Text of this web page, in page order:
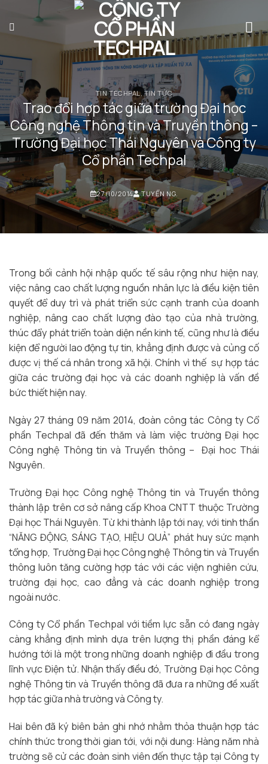
qua
dung
TIN TECHPAL,TIN TỨC
Trao đổi hợp tác giữa trường Đại học
Công nghệ Thông tin và Truyền thông –
Trường Đại học Thái Nguyên và Công ty
Cổ phần Techpal
27/10/2014 TUYỂN NG.
Trong bối cảnh hội nhập quốc tế sâu rộng như hiện nay,
việc nâng cao chất lượng nguồn nhân lực là điều kiện tiên
quyết để duy trì và phát triển sức cạnh tranh của doanh
nghiệp, nâng cao chất lượng đào tạo của nhà trường,
thúc đẩy phát triển toàn diện nền kinh tế, cũng như là điều
kiện để người lao động tự tin, khẳng định được và củng cố
được vị thế cá nhân trong xã hội. Chính vì thế sự hợp tác
giữa các trường đại học và các doanh nghiệp là vấn đề
bức thiết hiện nay.
Ngày 27 tháng 09 năm 2014, đoàn công tác Công ty Cổ
phần Techpal đã đến thăm và làm việc trường Đại học
Công nghệ Thông tin và Truyền thông – Đại hoc Thái
Nguyên.
Trường Đại học Công nghệ Thông tin và Truyền thông
thành lập trên cơ sở nâng cấp Khoa CNTT thuộc Trường
Đại học Thái Nguyên. Từ khi thành lập tới nay, với tinh thần
“NĂNG ĐỘNG, SÁNG TẠO, HIỆU QUẢ” phát huy sức mạnh
tổng hợp, Trường Đại học Công nghệ Thông tin và Truyền
thông luôn tăng cường hợp tác với các viện nghiên cứu,
trường đại học, cao đẳng và các doanh nghiệp trong
ngoài nước.
Công ty Cổ phần Techpal với tiềm lực sẵn có đang ngày
càng khẳng định mình dựa trên lượng thị phần đáng kể
hướng tới là một trong những doanh nghiệp đi đầu trong
lĩnh vực Điện tử. Nhận thấy điều đó, Trường Đại học Công
nghệ Thông tin và Truyền thông đã đưa ra những đề xuất
hợp tác giữa nhà trường và Công ty.
Hai bên đã ký biên bản ghi nhớ nhằm thỏa thuận hợp tác
chính thức trong thời gian tới, với nội dung: Hàng năm nhà
trường sẽ cử các đoàn sinh viên đến thực tập tại Công ty